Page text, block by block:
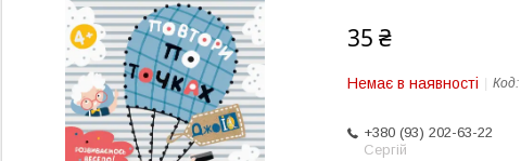
35 ₴
Немає в наявності Код:
+380 (93) 202-63-22
Сергій